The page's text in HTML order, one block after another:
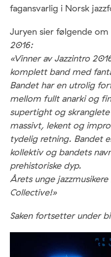
fagansvarlig i Norsk
Juryen sier følgende om
2016:
«Vinner av Jazzintro
komplett band med
Bandet har en utrolig
mellom fullt anarki og
supertight og
massivt, lekent og
tydelig retning. Bandet
kollektiv og bandets
prehistoriske dyp.
Årets unge
Collective!»
Saken fortsetter under